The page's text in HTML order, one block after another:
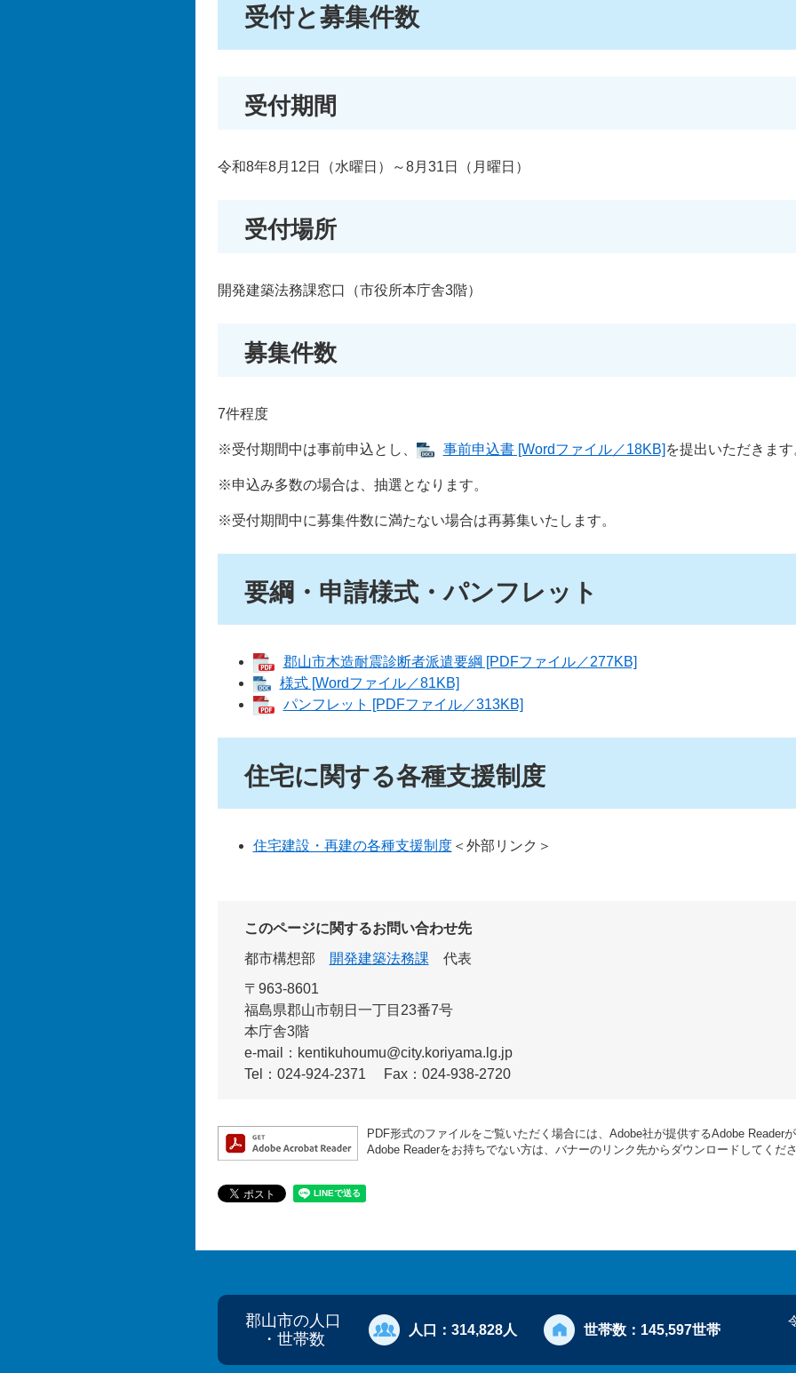
受付と募集件数
受付期間
令和8年8月12日（水曜日）～8月31日（月曜日）
受付場所
開発建築法務課窓口（市役所本庁舎3階）
募集件数
7件程度
※受付期間中は事前申込とし、 事前申込書 [Wordファイル／18KB] を提出いただきます
※申込み多数の場合は、抽選となります。
※受付期間中に募集件数に満たない場合は再募集いたします。
要綱・申請様式・パンフレット
郡山市木造耐震診断者派遣要綱 [PDFファイル／277KB]
様式 [Wordファイル／81KB]
パンフレット [PDFファイル／313KB]
住宅に関する各種支援制度
住宅建設・再建の各種支援制度＜外部リンク＞
このページに関するお問い合わせ先
都市構想部
開発建築法務課
代表
〒963-8601
福島県郡山市朝日一丁目23番7号
本庁舎3階
e-mail：kentikuhoumu@city.koriyama.lg.jp
Tel：024-924-2371
Fax：024-938-2720
PDF形式のファイルをご覧いただく場合には、Adobe社が提供するAdobe Reader
Adobe Readerをお持ちでない方は、バナーのリンク先からダウンロードしてくだ
郡山市の人口
・世帯数
人口： 314,828人 世帯数： 145,597世帯